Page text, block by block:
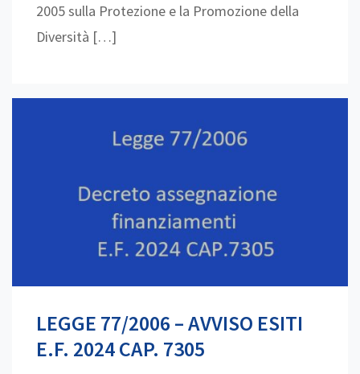
2005 sulla Protezione e la Promozione della
Diversità […]
LEGGE 77/2006 – AVVISO ESITI
E.F. 2024 CAP. 7305